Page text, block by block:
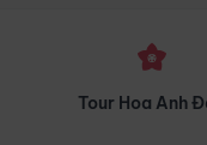
Du lịch Mùa